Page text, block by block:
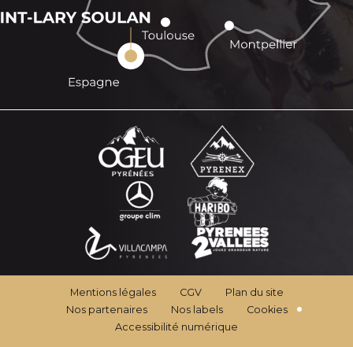
Mentions légales CGV
Plan du site
Nos partenaires
Nos labels
Cookies
Accessibilité numérique